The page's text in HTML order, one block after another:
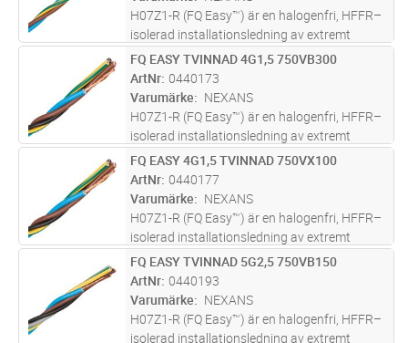
H07Z1-R (FQ Easy™) är en halogenfri, HFFR–
isolerad installationsledning av extremt
lågfriktionsmaterial med en rund fåtrådig
ledare av koppar.
M Lägg i kundvagn
FQ EASY TVINNAD 4G1,5 750VB300
ArtNr 0440173
Varumärke
NEXANS
H07Z1-R (FQ Easy™) är en halogenfri, HFFR–
isolerad installationsledning av extremt
lågfriktionsmaterial med en rund fåtrådig
ledare av koppar.
M Lägg i kundvagn
FQ EASY 4G1,5 TVINNAD 750VX100
ArtNr 0440177
Varumärke
NEXANS
H07Z1-R (FQ Easy™) är en halogenfri, HFFR–
isolerad installationsledning av extremt
lågfriktionsmaterial med en rund fåtrådig
ledare av koppar.
M Lägg i kundvagn
FQ EASY TVINNAD 5G2,5 750VB150
ArtNr 0440193
Varumärke
NEXANS
H07Z1-R (FQ Easy™) är en halogenfri, HFFR–
isolerad installationsledning av extremt